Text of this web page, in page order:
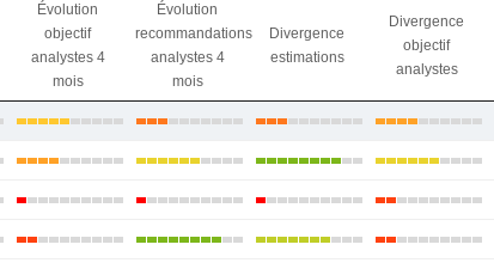
Évolution
objectif
analystes 4
mois
Évolution
recommandations
analystes 4
mois
Divergence
estimations
Divergence
objectif
analystes